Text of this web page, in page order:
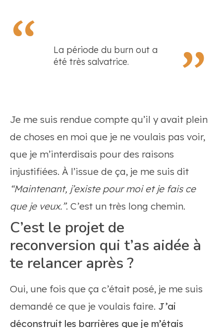
La période du burn out a
été très salvatrice.
Je me suis rendue compte qu’il y avait plein
de choses en moi que je ne voulais pas voir,
que je m’interdisais pour des raisons
injustifiées. À l’issue de ça, je me suis dit
“Maintenant, j’existe pour moi et je fais ce
que je veux.”. C’est un très long chemin.
C’est le projet de
reconversion qui t’as aidée à
te relancer après ?
Oui, une fois que ça c’était posé, je me suis
demandé ce que je voulais faire. J’ai
déconstruit les barrières que je m’étais